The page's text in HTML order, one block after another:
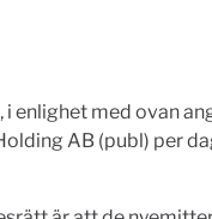
enlighet med ovan
AB (publ) per